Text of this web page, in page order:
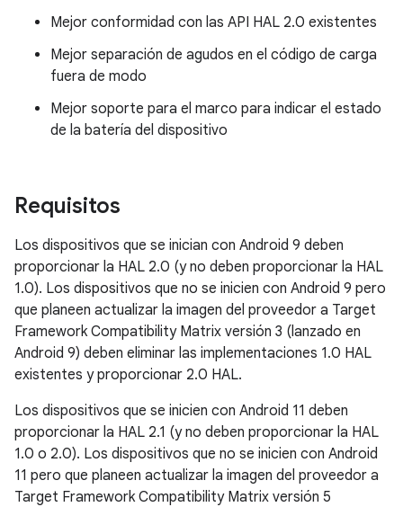
Mejor conformidad con las API HAL 2.0 existentes
Mejor separación de agudos en el código de carga
fuera de modo
Mejor soporte para el marco para indicar el estado
de la batería del dispositivo
Requisitos
Los dispositivos que se inician con Android 9 deben
proporcionar la HAL 2.0 (y no deben proporcionar la HAL
1.0). Los dispositivos que no se inicien con Android 9 pero
que planeen actualizar la imagen del proveedor a Target
Framework Compatibility Matrix versión 3 (lanzado en
Android 9) deben eliminar las implementaciones 1.0 HAL
existentes y proporcionar 2.0 HAL.
Los dispositivos que se inicien con Android 11 deben
proporcionar la HAL 2.1 (y no deben proporcionar la HAL
1.0 o 2.0). Los dispositivos que no se inicien con Android
11 pero que planeen actualizar la imagen del proveedor a
Target Framework Compatibility Matrix versión 5